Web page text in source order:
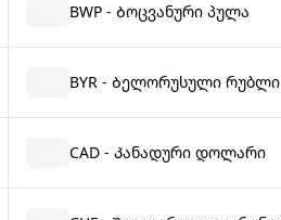
BWP - Ბოცვანური პულა
BYR - Ბელორუსული რუბლი
CAD - Კანადური დოლარი